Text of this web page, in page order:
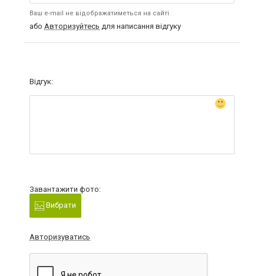
Ваш e-mail не відображатиметься на сайті
або Авторизуйтесь для написання відгуку
Відгук:
Завантажити фото:
Вибрати
Авторизуватись